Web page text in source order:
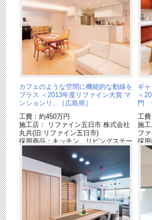
カフェのような空間に機能的な動線を
プラス ＜2013年度リファイン大賞 マ
ンションリ...［広島県］
工費：約450万円
施工店： リファイン五日市 株式会社
丸共(旧:リファイン五日市)
採用商品：キッチン リビングステー
採用商品：LED照明 ダウンライト
ギ
＜
門
工
施
フ
採
シ